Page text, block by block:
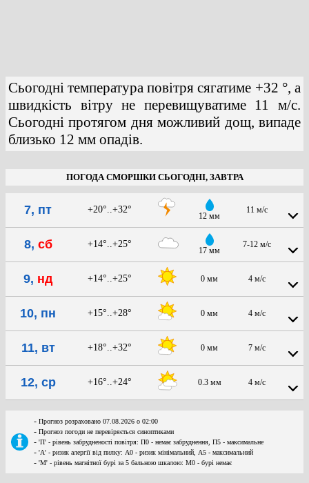
Сьогодні температура повітря сягатиме +32 °, а
швидкість вітру не перевищуватиме 11 м/с.
Сьогодні протягом дня можливий дощ, випаде
близько 12 мм опадів.
ПОГОДА СМОРШКИ СЬОГОДНІ, ЗАВТРА
7, пт +20°..+32°
12 мм
11 м/с
8, сб +14°..+25°
17 мм
7-12 м/с
9, нд +14°..+25° 0 мм 4 м/с
10, пн +15°..+28° 0 мм 4 м/с
11, вт +18°..+32° 0 мм 7 м/с
12, ср +16°..+24° 0.3 мм 4 м/с
- Прогноз розраховано 07.08.2026 о 02:00
- Прогноз погоди не перевіряється синоптиками
- 'П' - рівень забрудненості повітря: П0 - немає забруднення, П5 - максимальне
- 'А' - ризик алергії від пилку: А0 - ризик мінімальний, А5 - максимальний
- 'М' - рівень магнітної бурі за 5 бальною шкалою: M0 - бурі немає